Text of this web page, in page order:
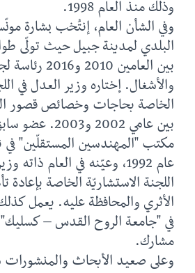
وذلك منذ العام 1998.
وفي الشأن العام، إنتُخب بشارة
البلدي لمدينة جبيل حيث تولّى
بين العامين
والأشغال. إختاره وزير العدل في
الخاصة بحاجات وخصائص قصور
بين عامي 2002
مكتب "المهندسين المستقلّين" في
عام 1992، وعيّنه في العام
اللجنة الاستشاريّة الخاصة بإعادة
الأثري والمحافظة عليه. يعمل
في "جامعة الروح القدس – كسليك"
مشارك.
وعلى صعيد الأبحاث والمنشورات